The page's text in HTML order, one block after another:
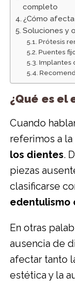
completo
¿Cómo
Soluciones y
Prótesis
Puentes
Implantes
¿Qué es el
Cuando
referimos a la
los dientes.
piezas
clasificarse
edentulismo
En otras
ausencia de
afectar tanto
estética y la